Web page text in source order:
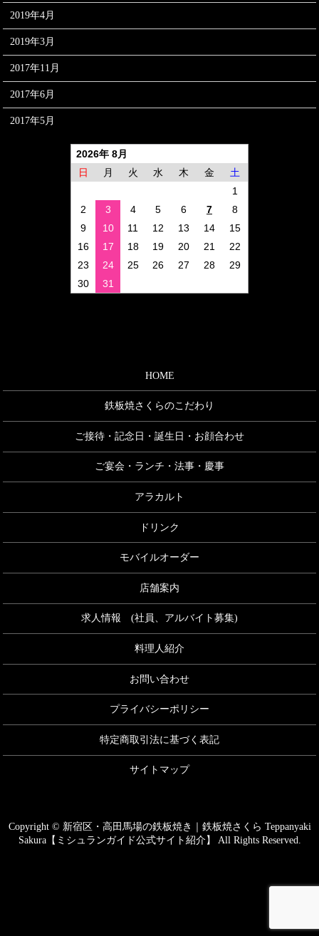
2019年4月
2019年3月
2017年11月
2017年6月
2017年5月
2026年 8月
日
月 火 水 木 金
土
1
2
3 4 5 6 7
8
9
10 11 12 13 14
15
16
17 18 19 20 21
22
23
24 25 26 27 28
29
30
31
HOME
鉄板焼さくらのこだわり
ご接待・記念日・誕生日・お顔合わせ
ご宴会・ランチ・法事・慶事
アラカルト
ドリンク
モバイルオーダー
店舗案内
求人情報 (社員、アルバイト募集)
料理人紹介
お問い合わせ
プライバシーポリシー
特定商取引法に基づく表記
サイトマップ
Copyright © 新宿区・高田馬場の鉄板焼き｜鉄板焼さくら Teppanyaki
Sakura【ミシュランガイド公式サイト紹介】 All Rights Reserved.